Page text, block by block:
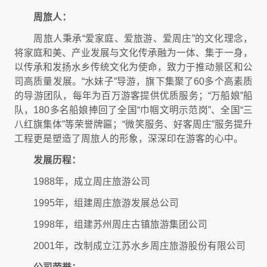
周旅人：
周旅人秉承“爱家庭、爱旅游、爱周庄”的文化理念，
将家庭和美、产业发展与文化传承融为一体、集于一身，
以传承和发扬水乡传统文化为使命，致力于推动景区和公
司高质量发展。“水妹子”导游，旗下集聚了60多个高素质
的导游团队，每年为百万游客提供优质服务；“万船娘”船
队，180多名船娘捧回了全国“巾帼文明示范岗”、全国“三
八红旗集体”等荣誉牌匾；“微笑服务、好客周庄”服务提升
工程更是塑造了周旅人的形象，深深印在游客的心中。
发展历程：
1988年，成立周庄旅游公司
1995年，组建周庄旅游发展总公司
1998年，组建苏州周庄古镇旅游集团公司
2001年，改制成立江苏水乡周庄旅游股份有限公司